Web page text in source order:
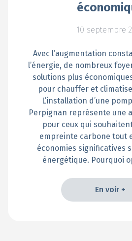
10 septembre
Avec l’augmentation
l’énergie, de nombreux
solutions plus
pour chauffer et
L’installation d’une
Perpignan représente une
pour ceux qui
empreinte carbone tout
économies significatives
énergétique. Pourquoi
En voir +